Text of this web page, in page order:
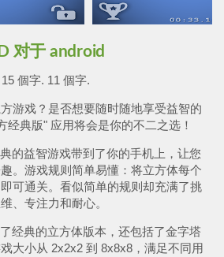
对于 android
個字. 11 個字.
游戏？是否想要随时随地享受益智的
经典版" 应用将会是你的不二之选！
的益智游戏带到了你的手机上，让您
。游戏规则简单易懂：将立方体每个
可通关。看似简单的规则却充满了挑
、专注力和耐心。
经典的立方体版本，还包括了金字塔
大小从 2x2x2 到 8x8x8，满足不同用